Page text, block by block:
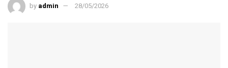
by admin 28/05/2026